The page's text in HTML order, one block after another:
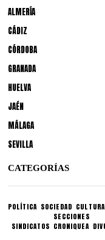
ALMERÍA
CÁDIZ
CÓRDOBA
GRANADA
HUELVA
JAÉN
MÁLAGA
SEVILLA
CATEGORÍAS
POLÍTICA SOCIEDAD CULTURA
SINDICATOS
SECCIONES
CRONIQUEA